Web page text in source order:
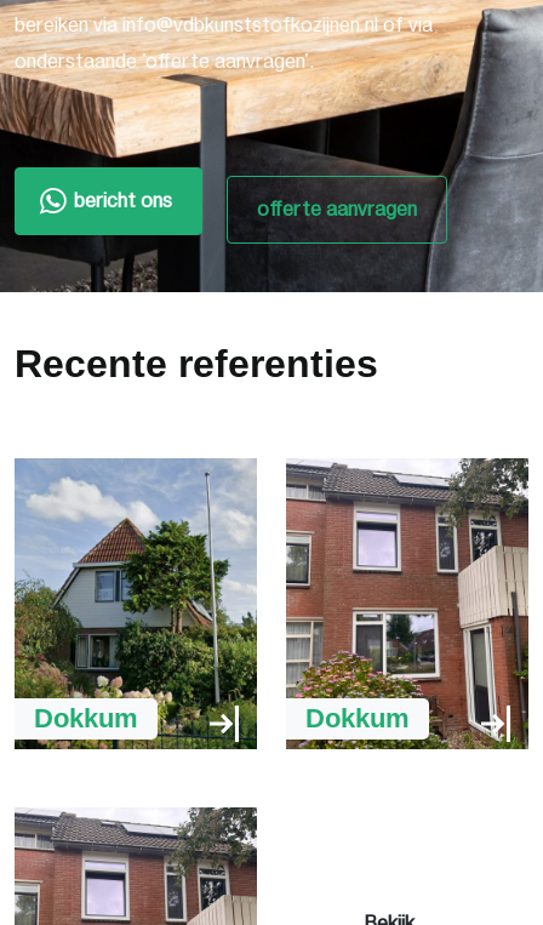
bereiken via info@vdbkunststofkozijnen.nl of via
onderstaande 'offerte aanvragen'.
bericht ons offerte aanvragen
Recente referenties
Dokkum Dokkum